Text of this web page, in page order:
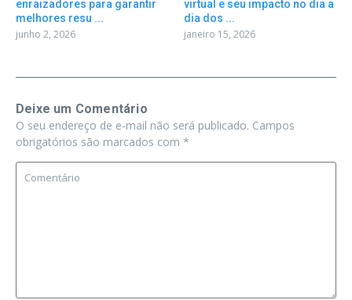
enraizadores para garantir
melhores resu ...
junho 2, 2026
virtual e seu impacto no dia a
dia dos ...
janeiro 15, 2026
Deixe um Comentário
O seu endereço de e-mail não será publicado. Campos
obrigatórios são marcados com *